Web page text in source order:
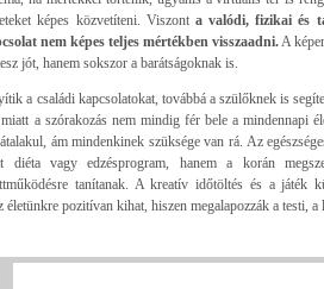
képes közvetíteni. Viszont a valódi, fizikai és
nem képes teljes mértékben visszaadni. A
jót, hanem sokszor a barátságoknak is.
a családi kapcsolatokat, továbbá a szülőknek is
a szórakozás nem mindig fér bele a mindennapi
ám mindenkinek szüksége van rá. Az
diéta vagy edzésprogram, hanem a korán
tanítanak. A kreatív időtöltés és a játék
életünkre pozitívan kihat, hiszen megalapozzák a testi,